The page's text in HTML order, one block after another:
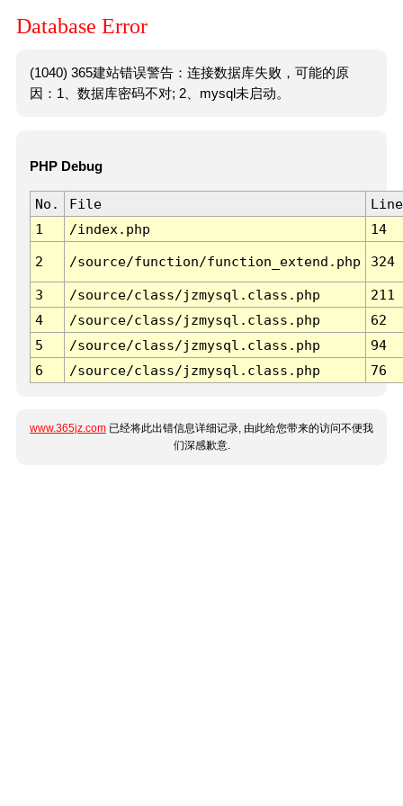
Database Error
(1040) 365建站错误警告：连接数据库失败，可能的原
因：1、数据库密码不对; 2、mysql未启动。
PHP Debug
No. File
Line
1
/index.php 14
2 /source/function/function_extend.php 324
3 /source/class/jzmysql.class.php
211
4
/source/class/jzmysql.class.php
62
5
/source/class/jzmysql.class.php
94
6
/source/class/jzmysql.class.php 76
www.365jz.com 已经将此出错信息详细记录, 由此给您带来的访问不便我
们深感歉意.